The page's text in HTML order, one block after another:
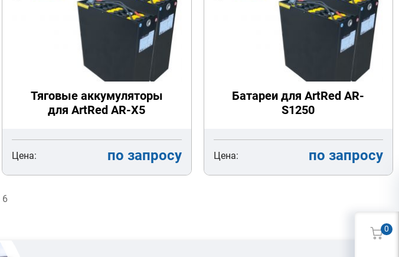
Тяговые аккумуляторы
для ArtRed AR-X5
Цена: по запросу
Батареи для ArtRed AR-
S1250
Цена: по запросу
6
0